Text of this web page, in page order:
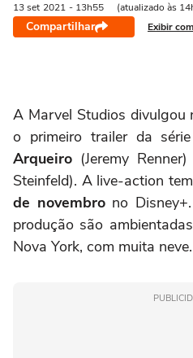
13 set 2021 - 13h55 (atualizado às
Compartilhar Exibir
A Marvel Studios divulgou
o primeiro trailer da
Arqueiro (Jeremy
Steinfeld). A live-action
de novembrono
produção são
Nova York, com muita neve.